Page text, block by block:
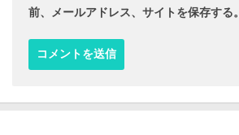
前、メールアドレス、サイトを保存する。